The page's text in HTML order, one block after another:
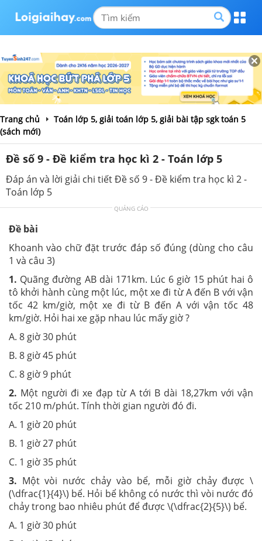
Trang chủ
Toán lớp 5, giải toán lớp 5, giải bài tập sgk toán 5
(sách mới)
Đề số 9 - Đề kiểm tra học kì 2 - Toán lớp 5
Đáp án và lời giải chi tiết Đề số 9 - Đề kiểm tra học kì 2 -
Toán lớp 5
QUẢNG CÁO
Đề bài
Khoanh vào chữ đặt trước đáp số đúng (dùng cho câu
1 và câu 3)
1. Quãng đường AB dài 171km. Lúc 6 giờ 15 phút hai ô
tô khởi hành cùng một lúc, một xe đi từ A đến B với vận
tốc 42 km/giờ, một xe đi từ B đến A với vận tốc 48
km/giờ. Hỏi hai xe gặp nhau lúc mấy giờ ?
A. 8 giờ 30 phút
B. 8 giờ 45 phút
C. 8 giờ 9 phút
2. Một người đi xe đạp từ A tới B dài 18,27km với vận
tốc 210 m/phút. Tính thời gian người đó đi.
A. 1 giờ 20 phút
B. 1 giờ 27 phút
C. 1 giờ 35 phút
3. Một vòi nước chảy vào bể, mỗi giờ chảy được \
(\dfrac{1}{4}\) bể. Hỏi bể không có nước thì vòi nước đó
chảy trong bao nhiêu phút để được \(\dfrac{2}{5}\) bể.
A. 1 giờ 30 phút